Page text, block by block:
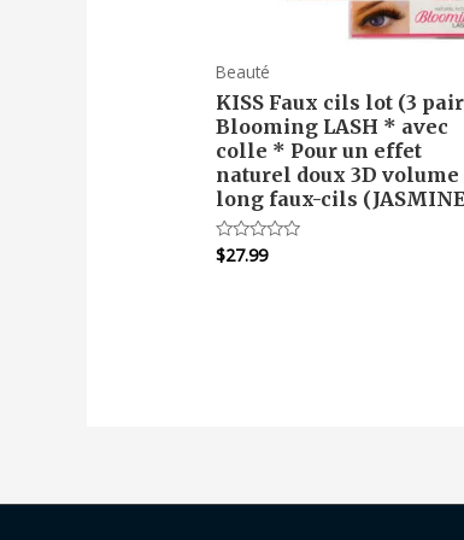
Beauté
KISS Faux cils lot (3
Blooming LASH * avec
colle * Pour un effet
naturel doux 3D volume
long faux-cils
Note
0
$27.99